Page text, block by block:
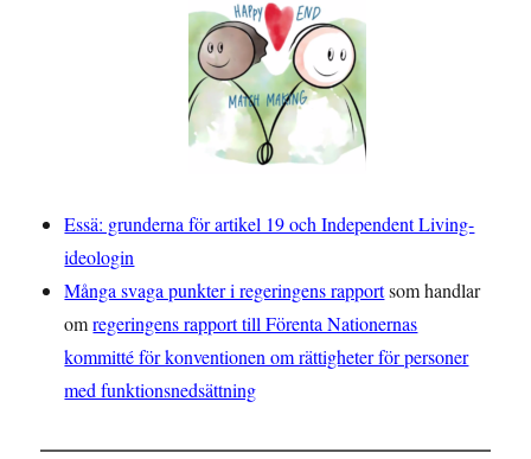
Essä: grunderna för artikel 19 och Independent Living-
ideologin
Många svaga punkter i regeringens rapportsom handlar
omregeringens rapport till Förenta Nationernas
kommitté för konventionen om rättigheter för personer
med funktionsnedsättning